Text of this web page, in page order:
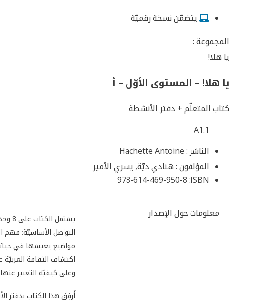
يتضمّن نسخة رقميّة
المجموعة :
يا هلا!
يا هلا! – المستوى الأوّل – أ
كتاب المتعلّم + دفتر الأنشطة
A1.1
الناشر : Hachette Antoine
المؤلفون : هنادي ديّة, يسري الأمير
ISBN:
978-614-469-950-8
معلومات حول الإصدار
التواصل الأساسيّة: فهم
مواضيع يعيشها في
اكتشاف الثقافة
وعلى كيفيّة التعبير عنها.
أُرفِق هذا الكتاب بدفتر